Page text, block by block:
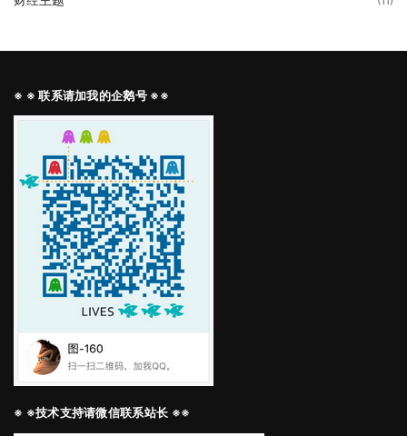
※ ※ 联系请加我的企鹅号 ※※
※ ※技术支持请微信联系站长 ※※